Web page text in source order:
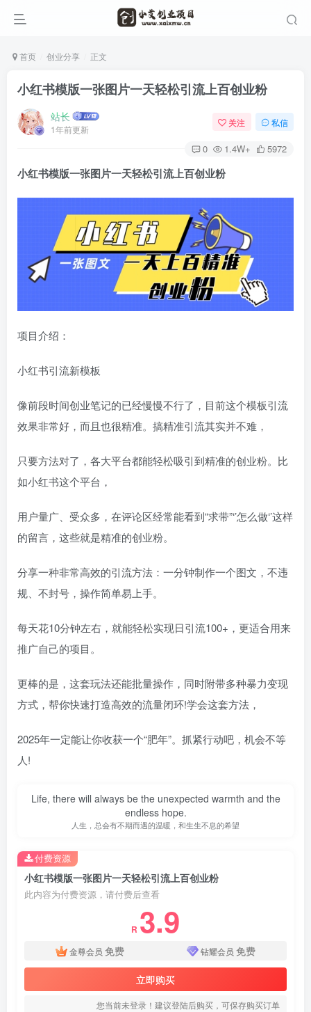
首页 创业分享 正文
小红书模版一张图片一天轻松引流上百创业粉
站长
1年前更新
关注 私信
0 1.4W+ 5972
小红书模版一张图片一天轻松引流上百创业粉
项目介绍：
小红书引流新模板
像前段时间创业笔记的已经慢慢不行了，目前这个模板引流
效果非常好，而且也很精准。搞精准引流其实并不难，
只要方法对了，各大平台都能轻松吸引到精准的创业粉。比
如小红书这个平台，
用户量广、受众多，在评论区经常能看到“求带”‘’怎么做‘’这样
的留言，这些就是精准的创业粉。
分享一种非常高效的引流方法：一分钟制作一个图文，不违
规、不封号，操作简单易上手。
每天花10分钟左右，就能轻松实现日引流100+，更适合用来
推广自己的项目。
更棒的是，这套玩法还能批量操作，同时附带多种暴力变现
方式，帮你快速打造高效的流量闭环!学会这套方法，
2025年一定能让你收获一个“肥年”。抓紧行动吧，机会不等
人!
Life, there will always be the unexpected warmth and the
endless hope.
人生，总会有不期而遇的温暖，和生生不息的希望
小红书模版一张图片一天轻松引流上百创业粉
此内容为付费资源，请付费后查看
R 3.9
金尊会员 免费 钻耀会员 免费
立即购买
您当前未登录！建议登陆后购买，可保存购买订单
付费资源